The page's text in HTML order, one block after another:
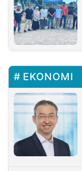
EKONOMI